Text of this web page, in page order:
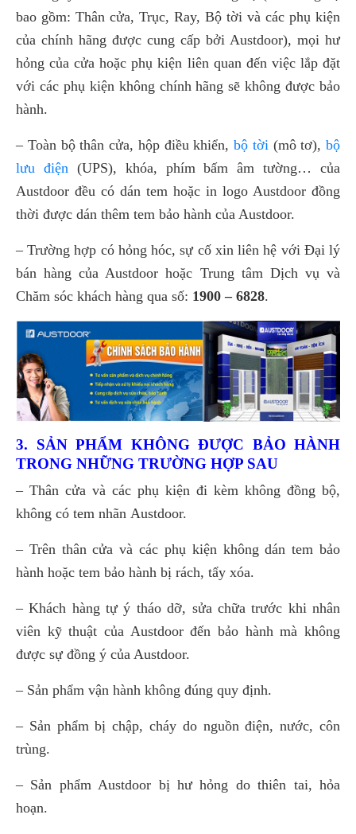
bao gồm: Thân cửa, Trục, Ray, Bộ tời và các phụ kiện
của chính hãng được cung cấp bởi Austdoor), mọi hư
hỏng của cửa hoặc phụ kiện liên quan đến việc lắp đặt
với các phụ kiện không chính hãng sẽ không được bảo
hành.
– Toàn bộ thân cửa, hộp điều khiển, bộ tời(mô tơ), bộ
lưu điện(UPS), khóa, phím bấm âm tường… của
Austdoor đều có dán tem hoặc in logo Austdoor đồng
thời được dán thêm tem bảo hành của Austdoor.
– Trường hợp có hỏng hóc, sự cố xin liên hệ với Đại lý
bán hàng của Austdoor hoặc Trung tâm Dịch vụ và
Chăm sóc khách hàng qua số: 1900 – 6828.
3. SẢN PHẨM KHÔNG ĐƯỢC BẢO HÀNH
TRONG NHỮNG TRƯỜNG HỢP SAU
– Thân cửa và các phụ kiện đi kèm không đồng bộ,
không có tem nhãn Austdoor.
– Trên thân cửa và các phụ kiện không dán tem bảo
hành hoặc tem bảo hành bị rách, tẩy xóa.
– Khách hàng tự ý tháo dỡ, sửa chữa trước khi nhân
viên kỹ thuật của Austdoor đến bảo hành mà không
được sự đồng ý của Austdoor.
– Sản phẩm vận hành không đúng quy định.
– Sản phẩm bị chập, cháy do nguồn điện, nước, côn
trùng.
– Sản phẩm Austdoor bị hư hỏng do thiên tai, hỏa
hoạn.